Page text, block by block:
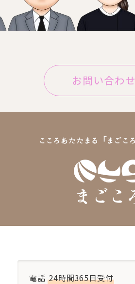
お問い合わせ
電話24時間365日受付